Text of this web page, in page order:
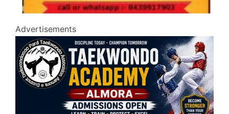
Advertisements